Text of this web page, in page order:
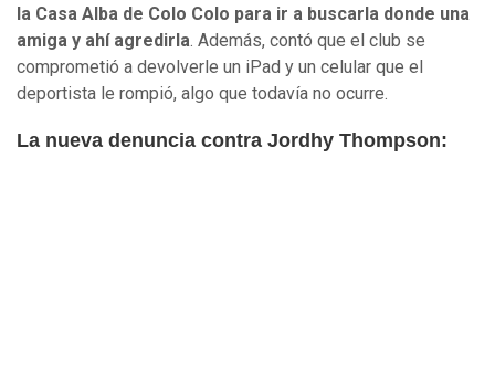
la Casa Alba de Colo Colo para ir a buscarla donde una
amiga y ahí agredirla. Además, contó que el club se
comprometió a devolverle un iPad y un celular que el
deportista le rompió, algo que todavía no ocurre.
La nueva denuncia contra Jordhy Thompson: